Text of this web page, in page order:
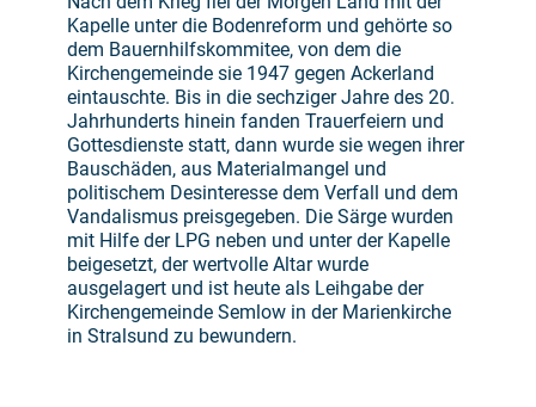
Kapelle unter die Bodenreform und gehörte so
dem Bauernhilfskommitee, von dem die
Kirchengemeinde sie 1947 gegen Ackerland
eintauschte. Bis in die sechziger Jahre des 20.
Jahrhunderts hinein fanden Trauerfeiern und
Gottesdienste statt, dann wurde sie wegen ihrer
Bauschäden, aus Materialmangel und
politischem Desinteresse dem Verfall und dem
Vandalismus preisgegeben. Die Särge wurden
mit Hilfe der LPG neben und unter der Kapelle
beigesetzt, der wertvolle Altar wurde
ausgelagert und ist heute als Leihgabe der
Kirchengemeinde Semlow in der Marienkirche
in Stralsund zu bewundern.